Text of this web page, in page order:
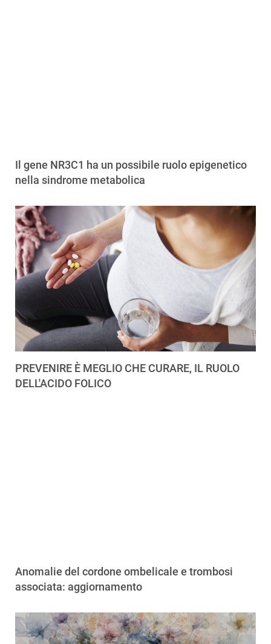
Il gene NR3C1 ha un possibile ruolo epigenetico
nella sindrome metabolica
PREVENIRE È MEGLIO CHE CURARE, IL RUOLO
DELL'ACIDO FOLICO
Anomalie del cordone ombelicale e trombosi
associata: aggiornamento